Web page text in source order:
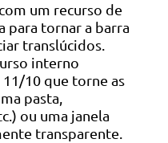
um recurso de
para tornar a barra
translúcidos.
interno
10 que torne as
pasta,
ou uma janela
transparente.